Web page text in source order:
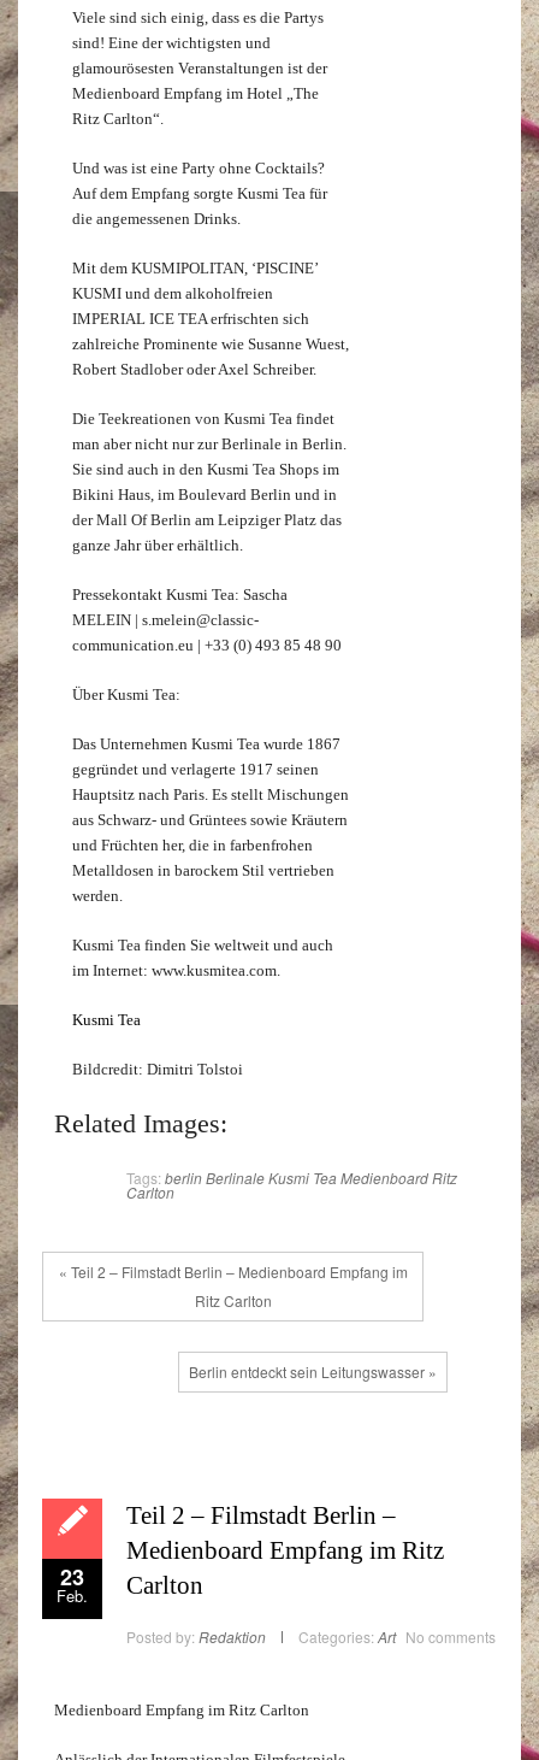
Viele sind sich einig, dass es die Partys
sind! Eine der wichtigsten und
glamourösesten Veranstaltungen ist der
Medienboard Empfang im Hotel „The
Ritz Carlton“.
Und was ist eine Party ohne Cocktails?
Auf dem Empfang sorgte Kusmi Tea für
die angemessenen Drinks.
Mit dem KUSMIPOLITAN, ‘PISCINE’
KUSMI und dem alkoholfreien
IMPERIAL ICE TEA erfrischten sich
zahlreiche Prominente wie Susanne Wuest,
Robert Stadlober oder Axel Schreiber.
Die Teekreationen von Kusmi Tea findet
man aber nicht nur zur Berlinale in Berlin.
Sie sind auch in den Kusmi Tea Shops im
Bikini Haus, im Boulevard Berlin und in
der Mall Of Berlin am Leipziger Platz das
ganze Jahr über erhältlich.
Pressekontakt Kusmi Tea: Sascha
MELEIN | s.melein@classic-
communication.eu | +33 (0) 493 85 48 90
Über Kusmi Tea:
Das Unternehmen Kusmi Tea wurde 1867
gegründet und verlagerte 1917 seinen
Hauptsitz nach Paris. Es stellt Mischungen
aus Schwarz- und Grüntees sowie Kräutern
und Früchten her, die in farbenfrohen
Metalldosen in barockem Stil vertrieben
werden.
Kusmi Tea finden Sie weltweit und auch
im Internet: www.kusmitea.com.
Kusmi Tea
Bildcredit: Dimitri Tolstoi
Related Images:
Tags: berlinBerlinaleKusmi Tea MedienboardRitz
Carlton
« Teil 2 – Filmstadt Berlin – Medienboard Empfang im
Ritz Carlton
Berlin entdeckt sein Leitungswasser »
23
Feb.
Teil 2 – Filmstadt Berlin –
Medienboard Empfang im Ritz
Carlton
Posted by: Redaktion Categories: Art No comments
Medienboard Empfang im Ritz Carlton